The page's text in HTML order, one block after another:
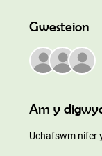
Gwesteion
Am y
Uchafswm nifer